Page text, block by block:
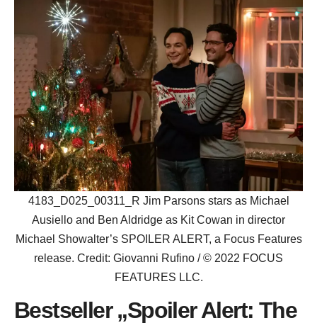
4183_D025_00311_R Jim Parsons stars as Michael
Ausiello and Ben Aldridge as Kit Cowan in director
Michael Showalter’s SPOILER ALERT, a Focus Features
release. Credit: Giovanni Rufino / © 2022 FOCUS
FEATURES LLC.
Bestseller „Spoiler Alert: The